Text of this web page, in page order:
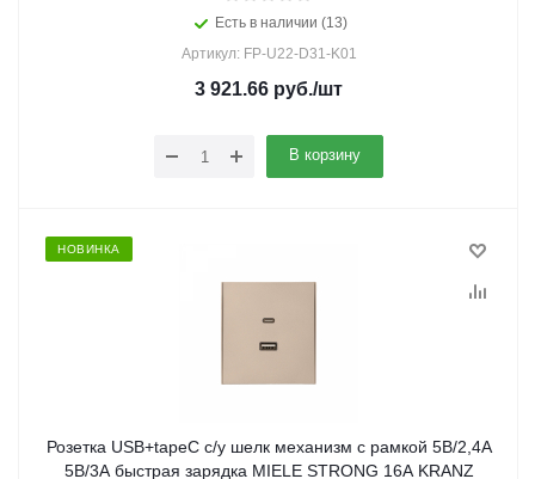
Есть в наличии (13)
Артикул: FP-U22-D31-K01
3 921.66 руб./шт
В корзину
НОВИНКА
Розетка USB+tapeC с/у шелк механизм с рамкой 5В/2,4А
5В/3А быстрая зарядка MIELE STRONG 16А KRANZ